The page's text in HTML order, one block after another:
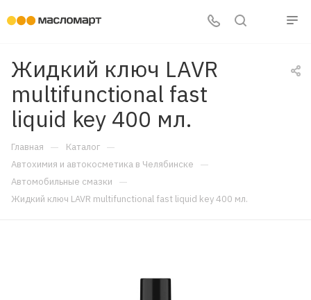
Жидкий ключ LAVR
multifunctional fast
liquid key 400 мл.
Главная — Каталог —
Автохимия и автокосметика в Челябинске —
Автомобильные смазки —
Жидкий ключ LAVR multifunctional fast liquid key 400 мл.